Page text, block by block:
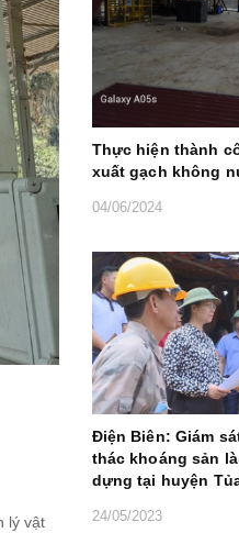
lý vật
Thực hiện thành
xuất gạch không
04/06/2024
Điện Biên: Giám
thác khoáng sản
dựng tại huyện
24/05/2023